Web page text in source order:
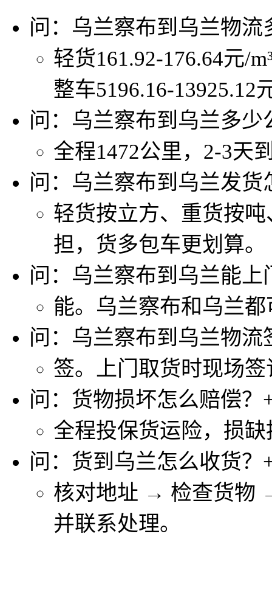
问：乌兰察布到乌兰物流
轻货161.92-176.64元/
整车5196.16-13925.12
问：乌兰察布到乌兰多
全程1472公里，2-3天
问：乌兰察布到乌兰发货
轻货按立方、重货按
担，货多包车更划算。
问：乌兰察布到乌兰能上
能。乌兰察布和乌兰
问：乌兰察布到乌兰物流
签。上门取货时现场
问：货物损坏怎么赔偿？
全程投保货运险，损
问：货到乌兰怎么收货？
核对地址 → 检查货物
并联系处理。